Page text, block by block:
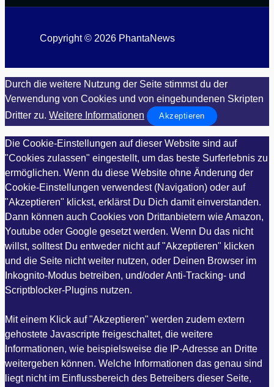
Copyright © 2026 PhantaNews
Durch die weitere Nutzung der Seite stimmst du der
Verwendung von Cookies und von eingebundenen Skripten
Dritter zu. Weitere Informationen Akzeptieren
Die Cookie-Einstellungen auf dieser Website sind auf
"Cookies zulassen" eingestellt, um das beste Surferlebnis zu
ermöglichen. Wenn du diese Website ohne Änderung der
Cookie-Einstellungen verwendest (Navigation) oder auf
"Akzeptieren" klickst, erklärst Du Dich damit einverstanden.
Dann können auch Cookies von Drittanbietern wie Amazon,
Youtube oder Google gesetzt werden. Wenn Du das nicht
willst, solltest Du entweder nicht auf "Akzeptieren" klicken
und die Seite nicht weiter nutzen, oder Deinen Browser im
Inkognito-Modus betreiben, und/oder Anti-Tracking- und
Scriptblocker-Plugins nutzen.
Mit einem Klick auf "Akzeptieren" werden zudem extern
gehostete Javascripte freigeschaltet, die weitere
Informationen, wie beispielsweise die IP-Adresse an Dritte
weitergeben können. Welche Informationen das genau sind
liegt nicht im Einflussbereich des Betreibers dieser Seite,